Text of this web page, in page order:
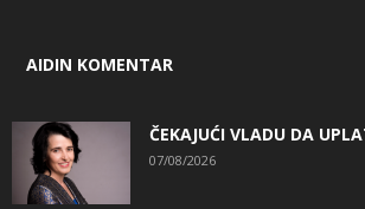
AIDIN KOMENTAR
ČEKAJUĆI VLADU DA
07/08/2026